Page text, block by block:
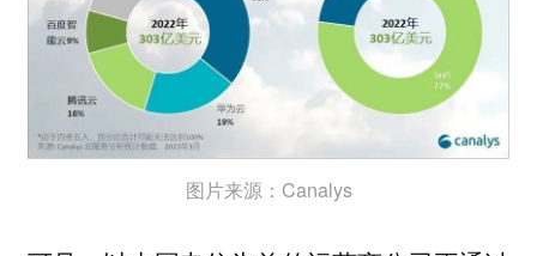
图片来源：Canalys